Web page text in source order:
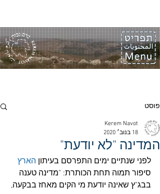
פוסט
המדינה "לא יודעת"
Kerem Navot
18 בנוב׳ 2020
לפני שנתיים ימים התפרסם בעיתון הארץ
סיפור תמוה תחת הכותרת: "מדינה טענה
בבג"ץ שאינה יודעת מי הקים מאחז בבקעה,